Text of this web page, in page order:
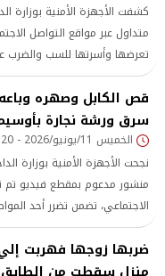
كشفت الأجهزة الأمنية بوزارة
متداول عبر مواقع التواصل
تعرضها وأسرتها للسب
القمامة بمنطقة بشتيل التابعة
قص الكابل وصهره
سرق ورشة نجارة
الخميس 11/يونيو/2026 - 01:20 ص
نجحت الأجهزة الأمنية بوزارة
منشور مدعوم بمقطع فيديو تم
الاجتماعي، تضمن تضرر أحد
الكهربائي الخاص بورشة
أوسيم بمحافظة الجيزة.
ضربها زوجها فهربت